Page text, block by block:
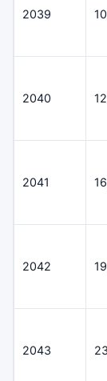
2039
2040
2041
2042
2043